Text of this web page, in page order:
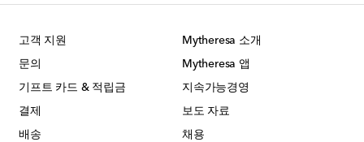
고객 지원
문의
기프트 카드 & 적립금
결제
배송
Mytheresa 소개
Mytheresa 앱
지속가능경영
보도 자료
채용